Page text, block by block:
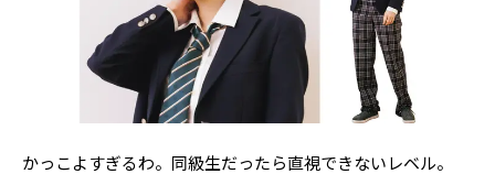
Seventeenについて
Follow us
かっこよすぎるわ。同級生だったら直視できないレベル。